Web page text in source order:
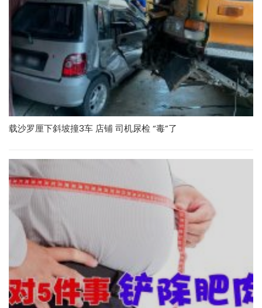
载沙罗厘下斜坡撞3车 店铺 司机尿检 “毒”了